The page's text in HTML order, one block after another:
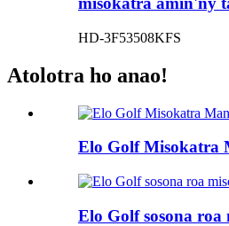
HD-3F53508KFS
Atolotra ho anao!
Elo Golf Misokatra
Elo Golf sosona